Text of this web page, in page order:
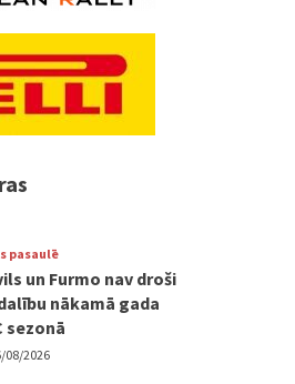
pasaulē
un Furmo nav droši
nākamā gada
sezonā
08/2026